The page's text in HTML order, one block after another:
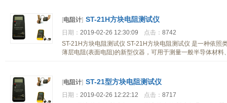
[电阻计] ST-21H方块电阻测试仪
日期： 2019-02-26 12:30:09 点击： 8742
ST-21H方块电阻测试仪 ST-21H方块电阻测试仪 是一种依照
薄层电阻(表面电阻)的新型仪器，可用于测量一般半导体材料
[电阻计] ST-21型方块电阻测试仪
日期： 2019-02-26 12:22:12 点击： 8717